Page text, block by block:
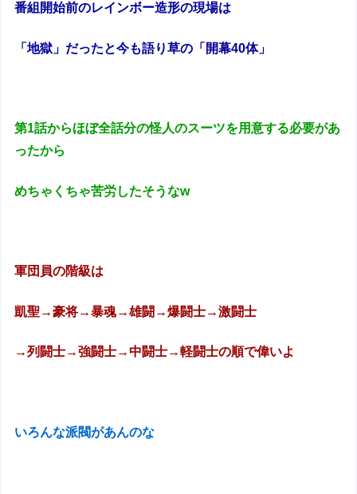
番組開始前のレインボー造形の現場は
「地獄」だったと今も語り草の「開幕40体」
第1話からほぼ全話分の怪人のスーツを用意する必要があ
ったから
めちゃくちゃ苦労したそうなw
軍団員の階級は
凱聖→豪将→暴魂→雄闘→爆闘士→激闘士
→列闘士→強闘士→中闘士→軽闘士の順で偉いよ
いろんな派閥があんのな